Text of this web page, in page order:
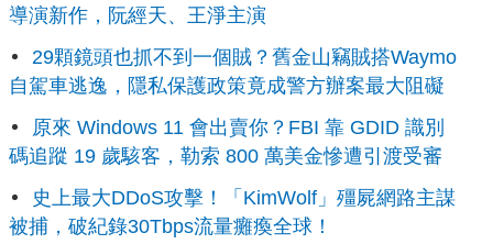
導演新作，阮經天、王淨主演
29顆鏡頭也抓不到一個賊？舊金山竊賊搭Waymo
自駕車逃逸，隱私保護政策竟成警方辦案最大阻礙
原來 Windows 11 會出賣你？FBI 靠 GDID 識別
碼追蹤 19 歲駭客，勒索 800 萬美金慘遭引渡受審
史上最大DDoS攻擊！「KimWolf」殭屍網路主謀
被捕，破紀錄30Tbps流量癱瘓全球！